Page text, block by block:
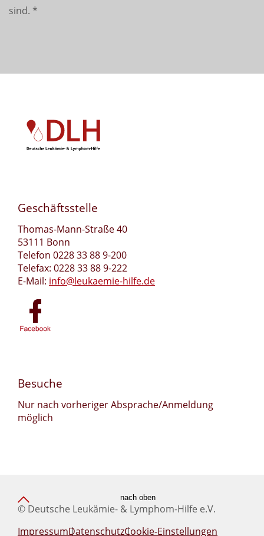
sind. *
Geschäftsstelle
Thomas-Mann-Straße 40
53111 Bonn
Telefon 0228 33 88 9-200
Telefax: 0228 33 88 9-222
E-Mail: info@leukaemie-hilfe.de
Besuche
Nur nach vorheriger Absprache/Anmeldung
möglich
nach oben
© Deutsche Leukämie- & Lymphom-Hilfe e.V.
ImpressumDatenschutzCookie-Einstellungen